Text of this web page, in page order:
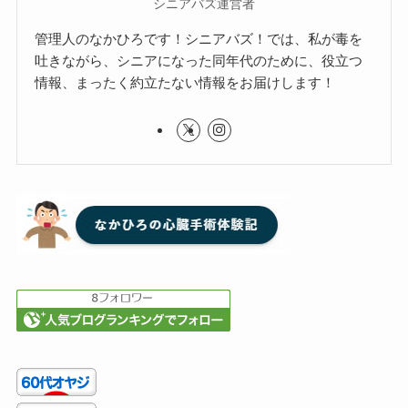
シニアバズ運営者
管理人のなかひろです！シニアバズ！では、私が毒を
吐きながら、シニアになった同年代のために、役立つ
情報、まったく約立たない情報をお届けします！